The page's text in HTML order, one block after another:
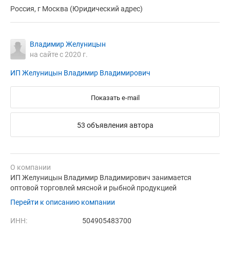
Россия, г Москва (Юридический адрес)
Владимир Желуницын
на сайте с 2020 г.
ИП Желуницын Владимир Владимирович
Показать e-mail
53 объявления автора
О компании
ИП Желуницын Владимир Владимирович занимается
оптовой торговлей мясной и рыбной продукцией
Перейти к описанию компании
ИНН: 504905483700